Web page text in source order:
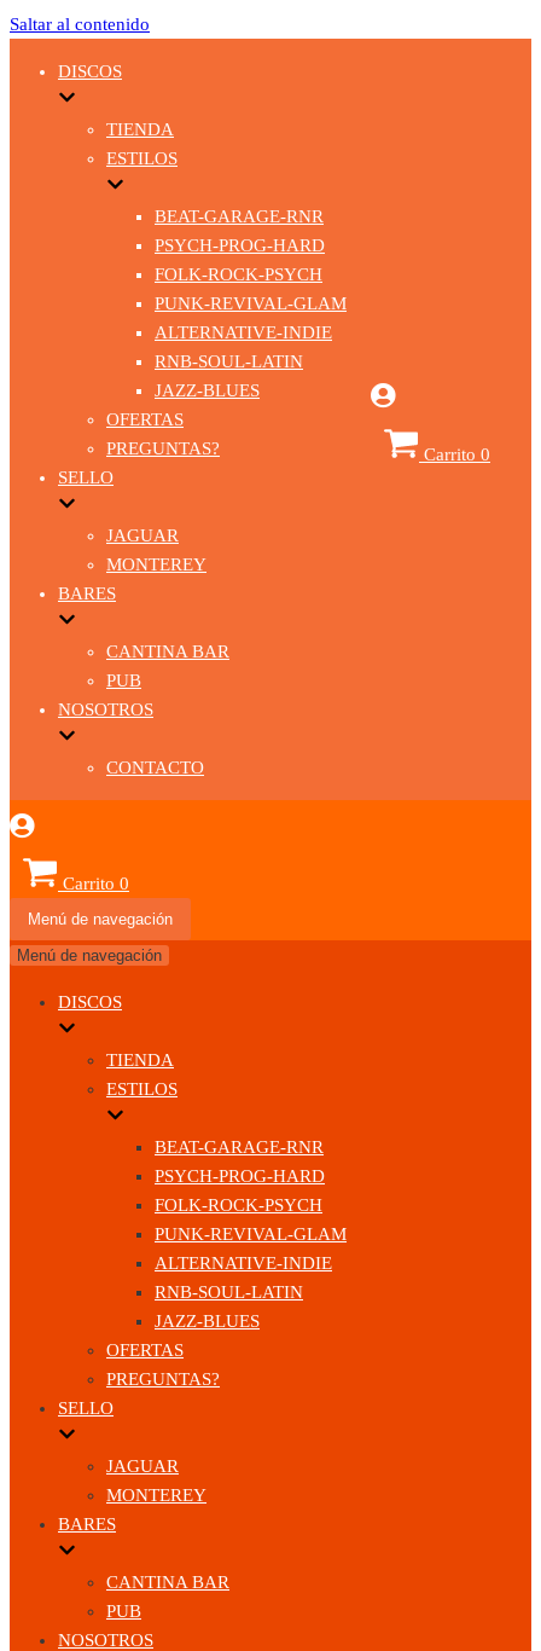
Saltar al contenido
DISCOS
TIENDA
ESTILOS
BEAT-GARAGE-RNR
PSYCH-PROG-HARD
FOLK-ROCK-PSYCH
PUNK-REVIVAL-GLAM
ALTERNATIVE-INDIE
RNB-SOUL-LATIN
JAZZ-BLUES
OFERTAS
PREGUNTAS?
SELLO
JAGUAR
MONTEREY
BARES
CANTINA BAR
PUB
NOSOTROS
CONTACTO
Carrito 0
Carrito 0
Menú de navegación
Menú de navegación
DISCOS
TIENDA
ESTILOS
BEAT-GARAGE-RNR
PSYCH-PROG-HARD
FOLK-ROCK-PSYCH
PUNK-REVIVAL-GLAM
ALTERNATIVE-INDIE
RNB-SOUL-LATIN
JAZZ-BLUES
OFERTAS
PREGUNTAS?
SELLO
JAGUAR
MONTEREY
BARES
CANTINA BAR
PUB
NOSOTROS